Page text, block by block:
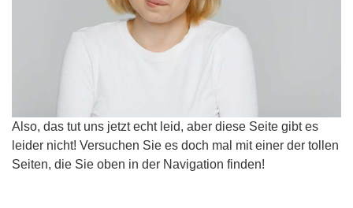
Also, das tut uns jetzt echt leid, aber diese Seite gibt es
leider nicht! Versuchen Sie es doch mal mit einer der tollen
Seiten, die Sie oben in der Navigation finden!